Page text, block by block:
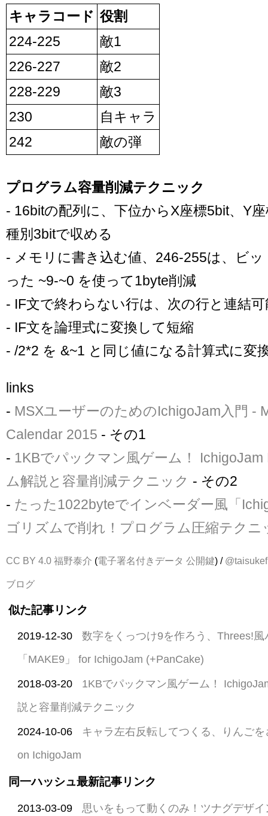
キャラコード 役割
224-225
敵1
226-227
敵2
228-229
敵3
230
自キャラ
242
敵の弾
プログラム容量削減テクニック
- 16bitの配列に、下位からX座標5bit、Y
種別3bitで収める
- メモリに書き込む値、246-255は、ビ
った ~9-~0 を使って1byte削減
- IF文で終わらない行は、次の行と連結可
- IF文を論理式に変換して短縮
- /2*2 を &~1 と同じ値になる計算式に変
links
- MSXユーザーのためのIchigoJam入門 -
Calendar 2015 - その1
- 1KBでパックマン風ゲーム！
ム解説と容量削減テクニック - その2
- たった1022byteでインベーダー風「
ゴリズムで削れ！プログラム圧縮テクニ
CC BY 4.0 福野泰介 (電子署名付きデータ 公開鍵) / @taisukef
ブログ
似た記事リンク
2019-12-30
数字をくっつけ9を作ろう、Threes!風
「MAKE9」 for IchigoJam (+PanCake)
2018-03-20
1KBでパックマン風ゲーム！
説と容量削減テクニック
2024-10-06
キャラ左右反転してつくる、りんご
on IchigoJam
同一ハッシュ最新記事リンク
2013-03-09
思いをもって動くのみ！ツナグデザ